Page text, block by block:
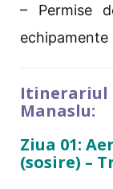
– Permise
echipamente
Itinerariul
Manaslu:
Ziua 01:
(sosire) –